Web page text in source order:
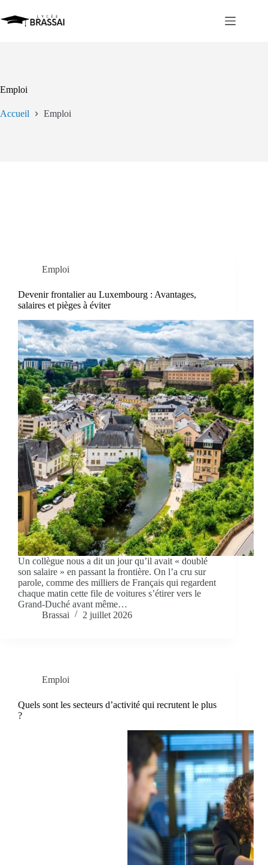
au
contenu
Emploi
Accueil Emploi
Emploi
Devenir frontalier au Luxembourg : Avantages,
salaires et pièges à éviter
Un collègue nous a dit un jour qu’il avait « doublé
son salaire » en passant la frontière. On l’a cru sur
parole, comme des milliers de Français qui regardent
chaque matin cette file de voitures s’étirer vers le
Grand-Duché avant même…
Brassai
2 juillet 2026
Emploi
Quels sont les secteurs d’activité qui recrutent le plus
?